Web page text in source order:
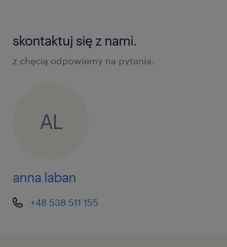
skontaktuj się z nami.
z chęcią odpowiemy na pytania.
AL
anna laban
+48 538 511 155